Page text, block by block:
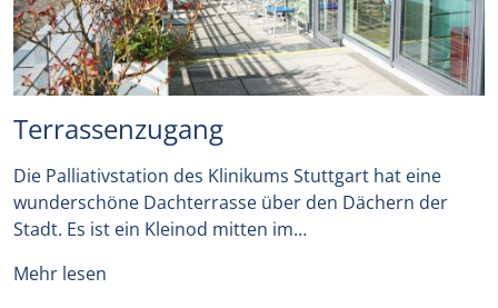
Terrassenzugang
Die Palliativstation des Klinikums Stuttgart hat eine
wunderschöne Dachterrasse über den Dächern der
Stadt. Es ist ein Kleinod mitten im…
Mehr lesen